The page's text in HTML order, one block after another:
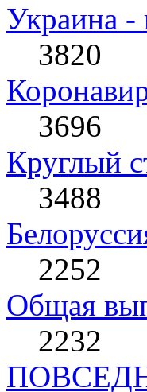
Украина
3820
3696
Круглый
3488
2252
Общая
2232